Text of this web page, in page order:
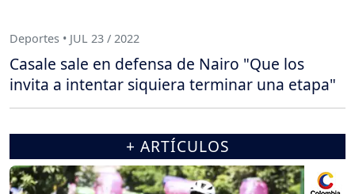
Deportes • JUL 23 / 2022
Casale sale en defensa de Nairo "Que los
invita a intentar siquiera terminar una etapa"
+ ARTÍCULOS